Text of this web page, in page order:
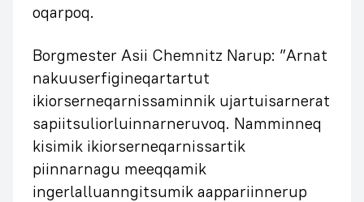
oqarpoq.
Borgmester Asii Chemnitz Narup: ”Arnat
nakuuserfigineqartartut
ikiorserneqarnissaminnik ujartuisarnerat
sapiitsuliorluinnarneruvoq. Namminneq
kisimik ikiorserneqarnissartik
piinnarnagu meeqqamik
ingerlalluanngitsumik aappariinnerup